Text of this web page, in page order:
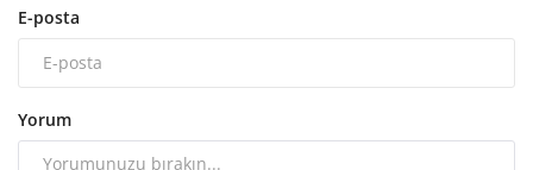
E-posta
Yorum